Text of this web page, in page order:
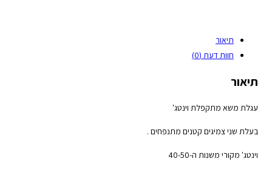
תיאור
חוות דעת (0)
תיאור
עגלת משא מתקפלת וינטג'
בעלת שני צמיגים קטנים מתנפחים .
וינטג' מקורי משנות ה-40-50